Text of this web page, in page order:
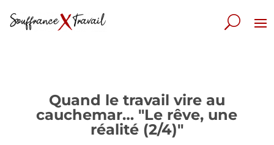
Quand le travail vire au
cauchemar… "Le rêve, une
réalité (2/4)"